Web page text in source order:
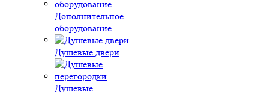
Дополнительное
оборудование
Душевые двери
Душевые